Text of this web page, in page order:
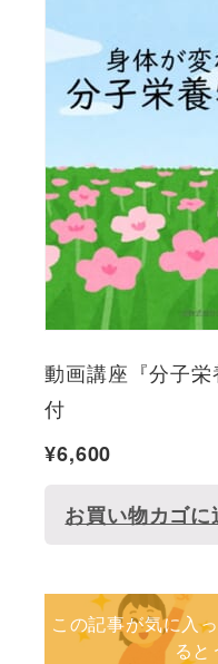
動画講座『分子
付
¥6,600
お買い物カゴに
この記事が気に入
ると